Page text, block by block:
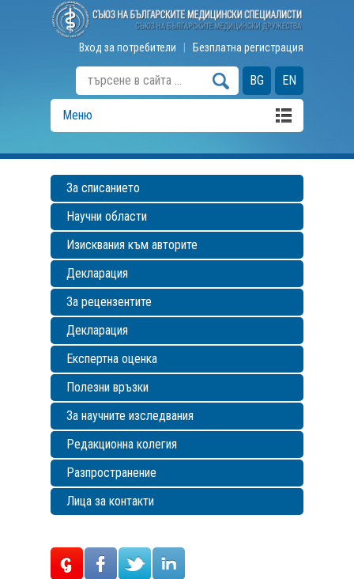
Вход за потребители Безплатна регистрация
EN
BG
Меню
За списанието
Научни области
Изисквания към авторите
Декларация
За рецензентите
Декларация
Експертна оценка
Полезни връзки
За научните изследвания
Редакционна колегия
Разпространение
Лица за контакти